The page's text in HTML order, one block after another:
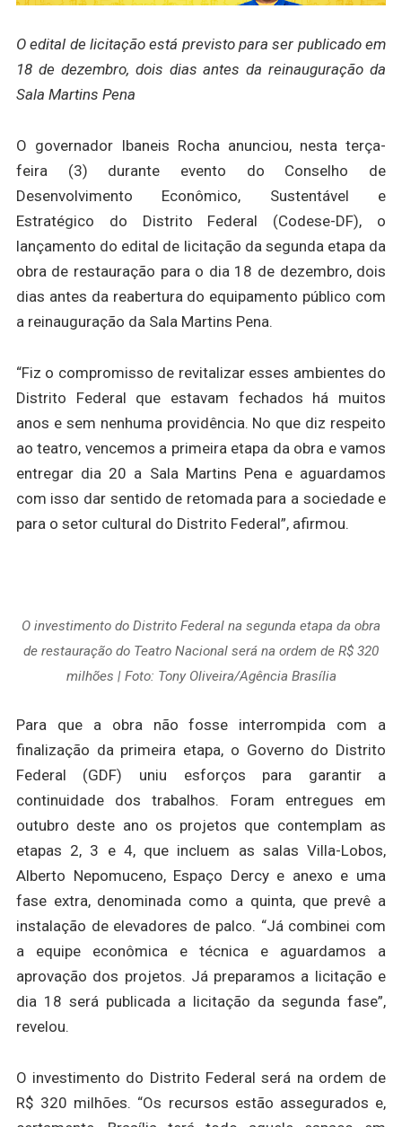
O edital de licitação está previsto para ser publicado em
18 de dezembro, dois dias antes da reinauguração da
Sala Martins Pena
O governador Ibaneis Rocha anunciou, nesta terça-
feira (3) durante evento do Conselho de
Desenvolvimento Econômico, Sustentável e
Estratégico do Distrito Federal (Codese-DF), o
lançamento do edital de licitação da segunda etapa da
obra de restauração para o dia 18 de dezembro, dois
dias antes da reabertura do equipamento público com
a reinauguração da Sala Martins Pena.
“Fiz o compromisso de revitalizar esses ambientes do
Distrito Federal que estavam fechados há muitos
anos e sem nenhuma providência. No que diz respeito
ao teatro, vencemos a primeira etapa da obra e vamos
entregar dia 20 a Sala Martins Pena e aguardamos
com isso dar sentido de retomada para a sociedade e
para o setor cultural do Distrito Federal”, afirmou.
O investimento do Distrito Federal na segunda etapa da obra
de restauração do Teatro Nacional será na ordem de R$ 320
milhões | Foto: Tony Oliveira/Agência Brasília
Para que a obra não fosse interrompida com a
finalização da primeira etapa, o Governo do Distrito
Federal (GDF) uniu esforços para garantir a
continuidade dos trabalhos. Foram entregues em
outubro deste ano os projetos que contemplam as
etapas 2, 3 e 4, que incluem as salas Villa-Lobos,
Alberto Nepomuceno, Espaço Dercy e anexo e uma
fase extra, denominada como a quinta, que prevê a
instalação de elevadores de palco. “Já combinei com
a equipe econômica e técnica e aguardamos a
aprovação dos projetos. Já preparamos a licitação e
dia 18 será publicada a licitação da segunda fase”,
revelou.
O investimento do Distrito Federal será na ordem de
R$ 320 milhões. “Os recursos estão assegurados e,